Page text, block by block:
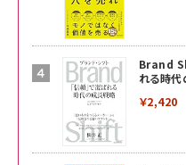
Brand
れる時
￥2,420